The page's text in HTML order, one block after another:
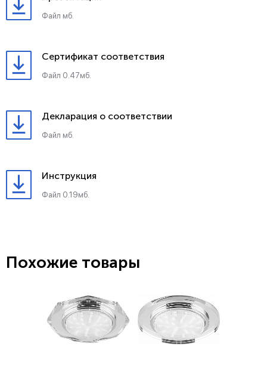
Файл мб.
Сертификат соответствия
Файл 0.47мб.
Декларация о соответствии
Файл мб.
Инструкция
Файл 0.19мб.
Похожие товары